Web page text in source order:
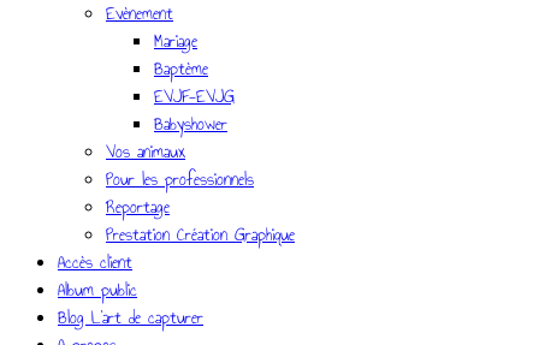
Evènement
Mariage
Baptème
EVJF-EVJG
Babyshower
Vos animaux
Pour les professionnels
Reportage
Prestation Création Graphique
Accès client
Album public
Blog L’art de capturer